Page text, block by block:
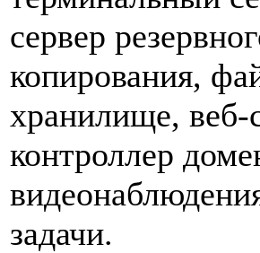
сервер
копирования,
хранилище, веб-
контроллер
задачи.